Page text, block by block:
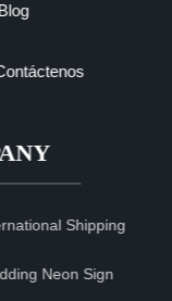
Shipping
Neon Sign